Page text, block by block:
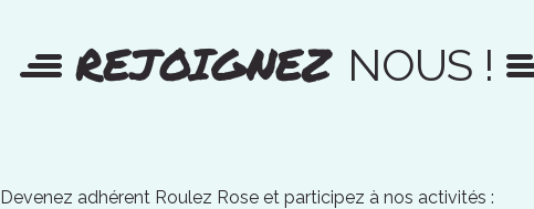
REJOIGNEZ NOUS !
Devenez adhérent Roulez Rose et participez à nos activités :